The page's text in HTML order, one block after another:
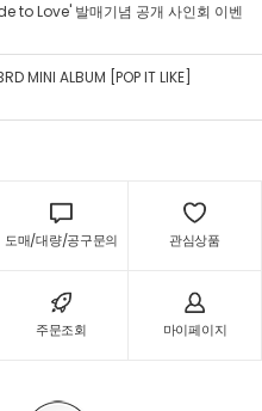
to Love' 발매기념 공개 사인회 이벤
MINI ALBUM [POP IT LIKE]
도매/대량/공구문의 관심상품
주문조회 마이페이지